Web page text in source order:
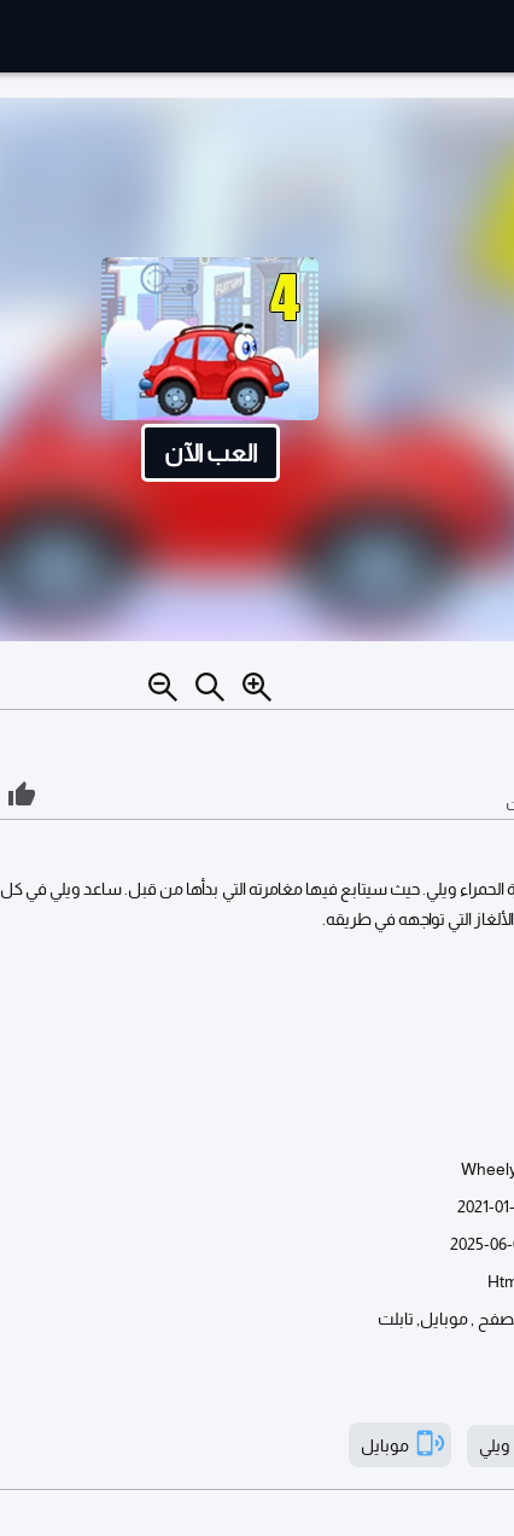
العب الآن
الحمراء ويلي. حيث سيتابع فيها مغامرته التي بدأها من قبل. ساعد ويلي في كل
التي تواجهه في طريقه.
2021-
2025-
, موبايل, تابلت
ويلي موبايل